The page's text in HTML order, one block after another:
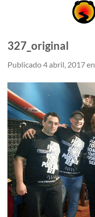
327_original
Publicado4 abril, 2017en